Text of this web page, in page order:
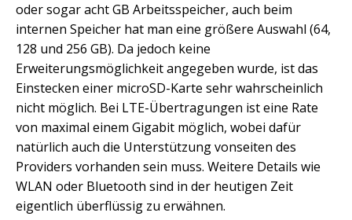
oder sogar acht GB Arbeitsspeicher, auch beim
internen Speicher hat man eine größere Auswahl (64,
128 und 256 GB). Da jedoch keine
Erweiterungsmöglichkeit angegeben wurde, ist das
Einstecken einer microSD-Karte sehr wahrscheinlich
nicht möglich. Bei LTE-Übertragungen ist eine Rate
von maximal einem Gigabit möglich, wobei dafür
natürlich auch die Unterstützung vonseiten des
Providers vorhanden sein muss. Weitere Details wie
WLAN oder Bluetooth sind in der heutigen Zeit
eigentlich überflüssig zu erwähnen.